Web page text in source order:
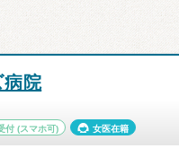
病院
付 (スマホ可) 女医在籍